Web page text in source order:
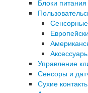
Блоки питания
Управление
Сенсоры и
Сухие